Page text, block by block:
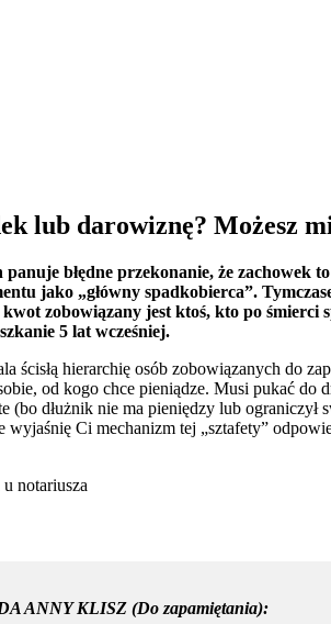
lub darowiznę? Możesz
błędne przekonanie, że zachowek
jako „główny spadkobierca”.
zobowiązany jest ktoś, kto po śmierci
5 lat wcześniej.
ścisłą hierarchię osób zobowiązanych do
od kogo chce pieniądze. Musi pukać do
(bo dłużnik nie ma pieniędzy lub ograniczył
wyjaśnię Ci mechanizm tej „sztafety”
ANNY KLISZ (Do zapamiętania):